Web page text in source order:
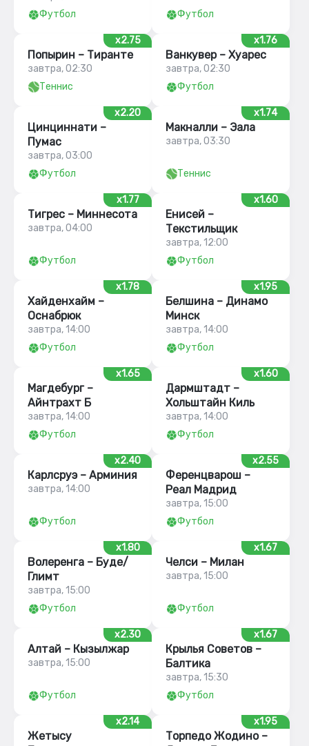
Футбол
Футбол
x2.75
Попырин – Тиранте
завтра, 02:30
Теннис
x1.76
Ванкувер – Хуарес
завтра, 02:30
Футбол
x2.20
Цинциннати –
Пумас
завтра, 03:00
Футбол
x1.74
Макналли – Эала
завтра, 03:30
Теннис
x1.77
Тигрес – Миннесота
завтра, 04:00
Футбол
x1.60
Енисей –
Текстильщик
завтра, 12:00
Футбол
x1.78
Хайденхайм –
Оснабрюк
завтра, 14:00
Футбол
x1.95
Белшина – Динамо
Минск
завтра, 14:00
Футбол
x1.65
Магдебург –
Айнтрахт Б
завтра, 14:00
Футбол
x1.60
Дармштадт –
Хольштайн Киль
завтра, 14:00
Футбол
x2.40
Карлсруэ – Арминия
завтра, 14:00
Футбол
x2.55
Ференцварош –
Реал Мадрид
завтра, 15:00
Футбол
x1.80
Волеренга – Буде/
Глимт
завтра, 15:00
Футбол
x1.67
Челси – Милан
завтра, 15:00
Футбол
x2.30
Алтай – Кызылжар
завтра, 15:00
Футбол
x1.67
Крылья Советов –
Балтика
завтра, 15:30
Футбол
x2.14
Жетысу
x1.95
Торпедо Жодино –